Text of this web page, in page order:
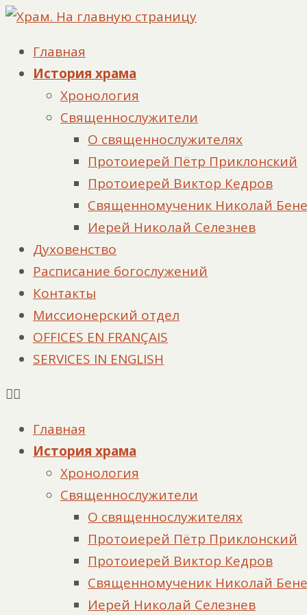
Главная
История храма
Хронология
Священнослужители
О священнослужителях
Протоиерей Пётр Приклонский
Протоиерей Виктор Кедров
Священномученик Николай
Иерей Николай Селезнев
Духовенство
Расписание богослужений
Контакты
Миссионерский отдел
OFFICES EN FRANÇAIS
SERVICES IN ENGLISH
Главная
История храма
Хронология
Священнослужители
О священнослужителях
Протоиерей Пётр Приклонский
Протоиерей Виктор Кедров
Священномученик Николай
Иерей Николай Селезнев